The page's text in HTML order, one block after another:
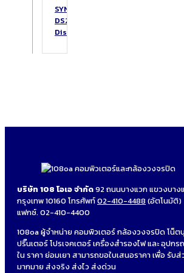
SYNOLOGY
DS223
DiskStation
บริษัท 108 โอเอ จำกัด92 ถนนบางแวก แขวงบา
กรุงเทพ 10160 โทรศัพท์02-410-4488 (อัตโนมัติ)
แฟกซ์. 02-410-4400
108oa ผู้จำหน่าย คอมพิวเตอร์ กล้องวงจรปิด โน็ต
ปริ๊นเตอร์ โปรเจคเตอร์ เครื่องสำรองไฟ และ อุปก
ใน ราคา ย่อมเยา สามารถขอใบเสนอราคา เพื่อ รับ
มากมาย ส่งจริง ส่งไว ส่งด่วน